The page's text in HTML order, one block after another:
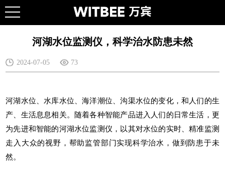
河湖水位监测仪，科学治水防患未然
2024-07-05 73
河湖水位、水库水位、海洋潮位、沟渠水位的变化，和人们的生
产、生活息息相关。随着各种智能产品进入人们的日常生活，更
为先进和智能的河湖水位监测仪 ，以其对水位的实时、精准监测
走入大众的视野，帮助监管部门实现科学治水，做到防患于未
然。